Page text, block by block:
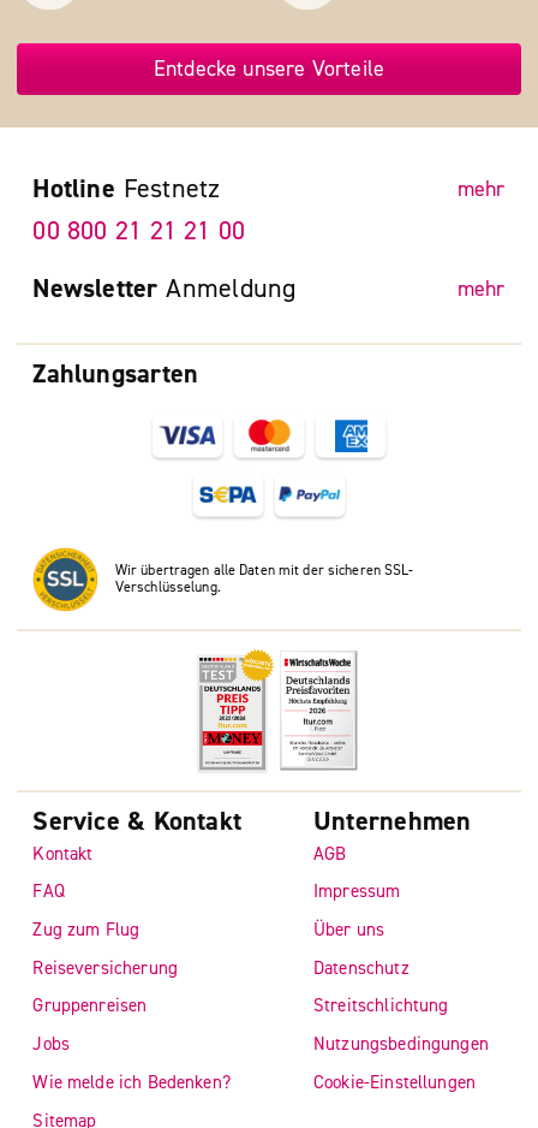
Entdecke unsere Vorteile
Zahlungsarten
Wir übertragen alle Daten mit der sicheren SSL-
Verschlüsselung.
Hotline Festnetz mehr
00 800 21 21 21 00
Newsletter Anmeldung mehr
Service & Kontakt
Kontakt
FAQ
Zug zum Flug
Reiseversicherung
Gruppenreisen
Jobs
Wie melde ich Bedenken?
Sitemap
Unternehmen
AGB
Impressum
Über uns
Datenschutz
Streitschlichtung
Nutzungsbedingungen
Cookie-Einstellungen